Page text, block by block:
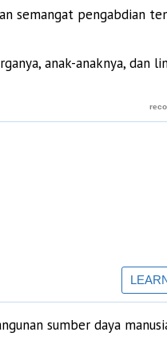
semangat pengabdian
anak-anaknya, dan
sumber daya